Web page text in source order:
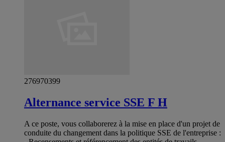
276970399
Alternance service SSE F H
A ce poste, vous collaborerez à la mise en place d'un projet de
conduite du changement dans la politique SSE de l'entreprise :